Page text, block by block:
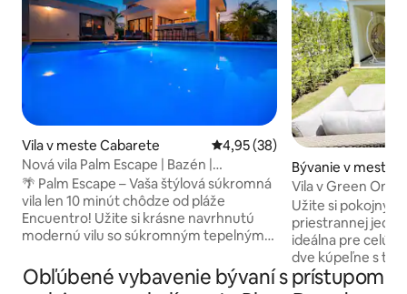
Vila v meste Cabarete Priemerné ohodnotenie 4,95
4,95 (38)
Nová vila Palm Escape | Bazén |
Klimatizácia | Gril | Fontána
🌴 Palm Escape – Vaša štýlová súkromná
vila len 10 minút chôdze od pláže
Encuentro! Užite si krásne navrhnutú
modernú vilu so súkromným tepelným
tropickou záhradou, tienistou terasou,
plnou klimatizáciou, inteligentnými
Bývanie v meste
Vila v Green One,
bazén v blízkosti
Užite si pokojný
priestrannej
ideálna pre celú
dve kúpeľne s
kuchyňu, ktorá je
Obľúbené vybavenie bývaní s prístupom